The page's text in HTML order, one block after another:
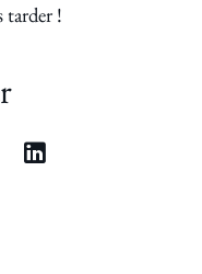
tarder !